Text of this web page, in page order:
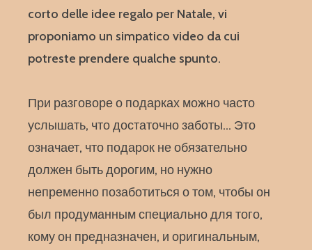
corto delle idee regalo per Natale, vi
proponiamo un simpatico video da cui
potreste prendere qualche spunto.
При разговоре о подарках можно часто
услышать, что достаточно заботы… Это
означает, что подарок не обязательно
должен быть дорогим, но нужно
непременно позаботиться о том, чтобы он
был продуманным специально для того,
кому он предназначен, и оригинальным,